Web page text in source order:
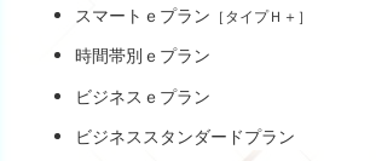
スマートｅプラン ［タイプＨ＋］
時間帯別ｅプラン
ビジネスｅプラン
ビジネススタンダードプラン